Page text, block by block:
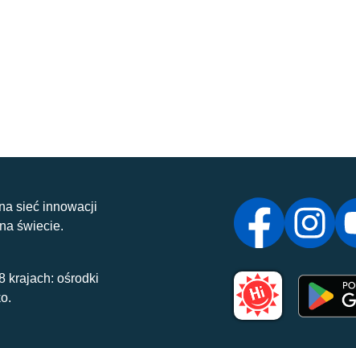
sieć innowacji
świecie.
krajach: ośrodki